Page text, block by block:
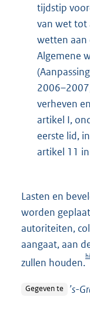
tijdstip
van wet tot
wetten aan
Algemene
verheven
artikel I,
eerste lid,
artikel 11
Lasten en
worden
autoriteiten,
aangaat, aan
zullen houden.
Gegeven te
’s-